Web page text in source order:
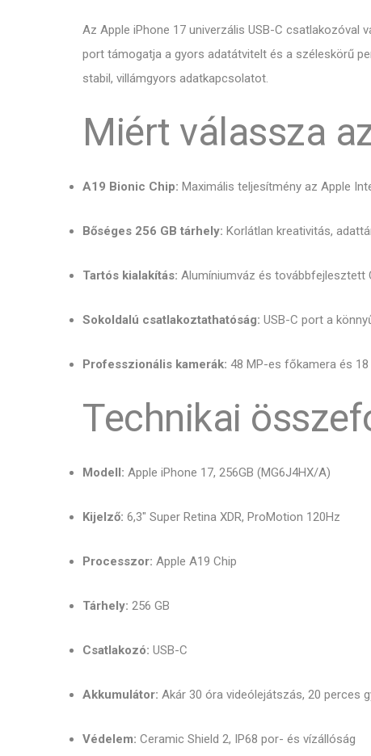
Az Apple iPhone 17 univerzális USB-C csatlakozóval
port támogatja a gyors adatátvitelt és a széleskörű
stabil, villámgyors adatkapcsolatot.
Miért válassza
A19 Bionic Chip: Maximális teljesítmény az Apple
Bőséges 256 GB tárhely: Korlátlan kreativitás,
Tartós kialakítás: Alumíniumváz és továbbfejlesztett
Sokoldalú csatlakoztathatóság: USB-C port a
Professzionális kamerák: 48 MP-es főkamera és
Technikai
Modell: Apple iPhone 17, 256GB (MG6J4HX/A)
Kijelző: 6,3" Super Retina XDR, ProMotion 120Hz
Processzor: Apple A19 Chip
Tárhely: 256 GB
Csatlakozó: USB-C
Akkumulátor: Akár 30 óra videólejátszás, 20 perces
Védelem: Ceramic Shield 2, IP68 por- és vízállóság